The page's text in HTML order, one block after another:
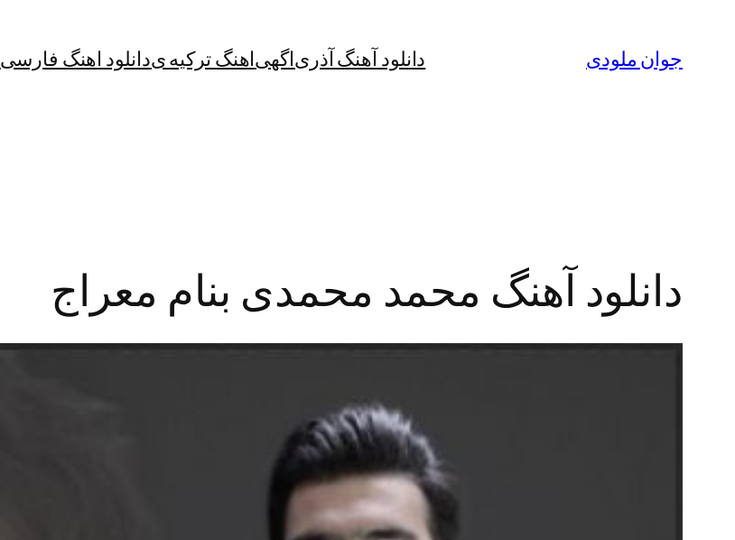
جوان ملودی دانلود آهنگ آذریاگهیاهنگ ترکیه یدانلود اهنگ فارسی
دانلود آهنگ محمد محمدی بنام معراج